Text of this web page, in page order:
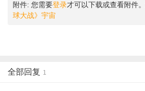
附件: 您需要登录才可以下载或查看附件
球大战》宇宙
全部回复 1